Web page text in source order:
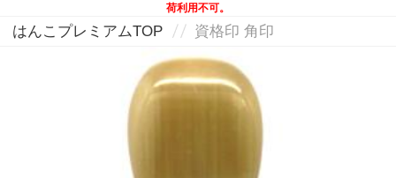
荷利用不可。
はんこプレミアムTOP 資格印 角印